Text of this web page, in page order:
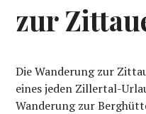
zur
Die Wanderung zur
eines jeden Zillertal-
Wanderung zur